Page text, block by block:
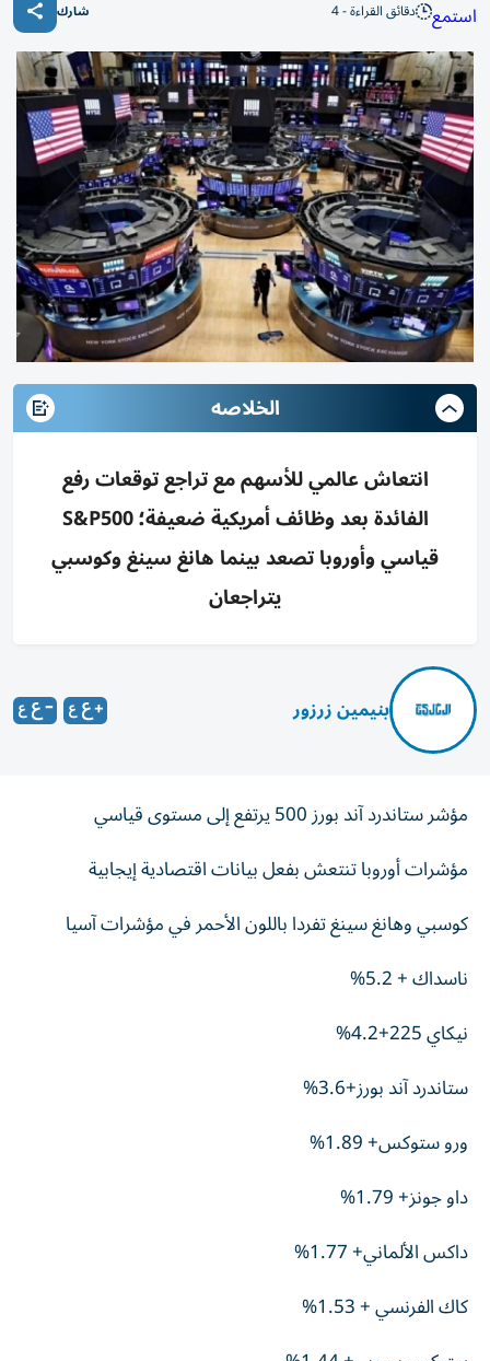
استمع دقائق القراءة - 4 شارك
الخلاصه
انتعاش عالمي للأسهم مع تراجع توقعات رفع
الفائدة بعد وظائف أمريكية ضعيفة؛ S&P500
قياسي وأوروبا تصعد بينما هانغ سينغ وكوسبي
يتراجعان
بنيمين زرزور
مؤشر ستاندرد آند بورز 500 يرتفع إلى مستوى قياسي
مؤشرات أوروبا تنتعش بفعل بيانات اقتصادية إيجابية
كوسبي وهانغ سينغ تفردا باللون الأحمر في مؤشرات آسيا
ناسداك + 5.2%
نيكاي 225+4.2%
ستاندرد آند بورز+3.6%
ورو ستوكس+ 1.89%
داو جونز+ 1.79%
داكس الألماني+ 1.77%
كاك الفرنسي + 1.53%